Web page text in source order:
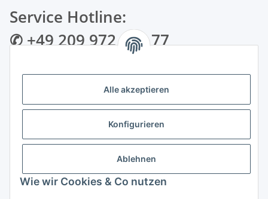
Alle akzeptieren
Konfigurieren
Ablehnen
Wie wir Cookies & Co nutzen
Service Hotline:
✆ +49 209 972 995 77
Gewerkenstraße 34 | 45881 Gelsenkirchen
Mo.-Fr.: 09:00 - 18:30 Uhr Samstag: 09:00 - 16:00 Uhr
Zahlungsarten